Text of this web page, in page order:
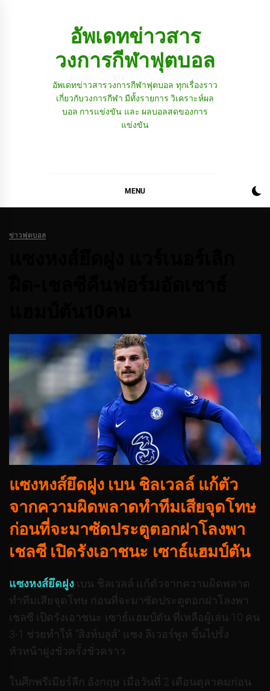
อัพเดทข่าวสาร
วงการกีฬาฟุตบอล
อัพเดทข่าวสารวงการกีฬาฟุตบอล ทุกเรื่องราว
เกี่ยวกับวงการกีฬา มีทั้งรายการ วิเคราะห์ผล
บอล การแข่งขัน และ ผลบอลสดของการ
แข่งขัน
MENU
ข่าวฟุตบอล
แซงหงส์ยึดฝูง เบน ชิลเวลล์ แก้ตัว
จากความผิดพลาดทำทีมเสียจุดโทษ
ก่อนที่จะมาซัดประตูตอกฝาโลงพา
เชลซี เปิดรังเอาชนะ เซาธ์แฮมป์ตัน
แซงหงส์ยึดฝูง เบน ชิลเวลล์ แก้ตัวจากความผิดพลาด
ทำทีมเสียจุดโทษ ก่อนที่จะมาซัดประตูตอกฝาโลงพา
เชลซี เปิดรังเอาชนะ เซาธ์แฮมป์ตัน ที่เหลือผู้เล่น 10 คน
3-1 ช่วยทำให้ “สิงห์บลูส์” แซง ลิเวอร์พูล ขึ้นไปรั้ง
หัวหน้าฝูงชั่วครั้งชั่วคราว
ในศึกพรีเมียร์ลีก อังกฤษ เมื่อวันที่ 2 เดือนตุลาคมก่อน